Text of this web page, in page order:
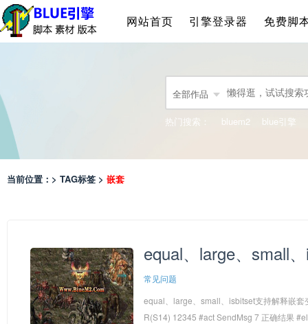
网站首页 引擎登录器 免费脚
全部作品
热门搜索： bluem2 blue引擎
当前位置：> TAG标签 > 嵌套
equal、large、small
常见问题
equal、large、small、isbitset支持解释嵌
R(S14) 12345 #act SendMsg 7 正确结果